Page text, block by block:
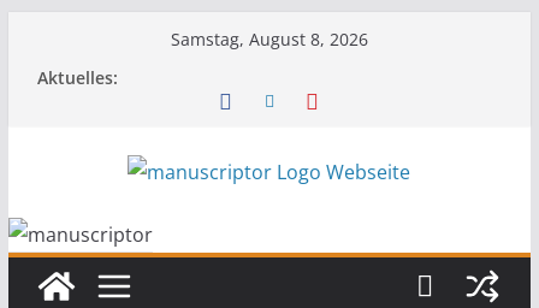
Samstag, August 8, 2026
Aktuelles: